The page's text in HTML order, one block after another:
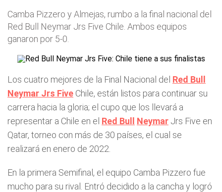
Camba Pizzero y Almejas, rumbo a la final nacional del
Red Bull Neymar Jrs Five Chile. Ambos equipos
ganaron por 5-0.
Los cuatro mejores de la Final Nacional del Red Bull
Neymar Jrs Five Chile, están listos para continuar su
carrera hacia la gloria; el cupo que los llevará a
representar a Chile en el Red Bull Neymar Jrs Five en
Qatar, torneo con más de 30 países, el cual se
realizará en enero de 2022.
En la primera Semifinal, el equipo Camba Pizzero fue
mucho para su rival. Entró decidido a la cancha y logró